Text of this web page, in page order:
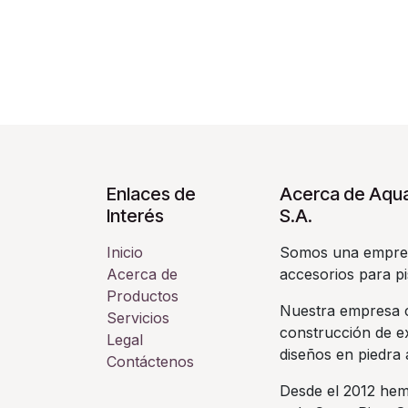
Enlaces de
Interés
Inicio
Acerca de
Productos
Servicios
Legal
Contáctenos
Acerca de
S.A.
Somos una
accesorios para
Nuestra empresa
construcción de
diseños en piedra
Desde el 2012